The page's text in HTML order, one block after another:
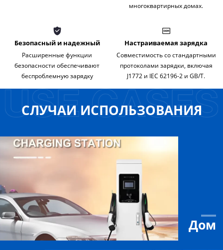
многоквартирных домах.
Безопасный и надежный
Расширенные функции
безопасности обеспечивают
беспроблемную зарядку
Настраиваемая зарядка
Совместимость со стандартными
протоколами зарядки, включая
J1772 и IEC 62196-2 и GB/T.
СЛУЧАИ ИСПОЛЬЗОВАНИЯ
Дом